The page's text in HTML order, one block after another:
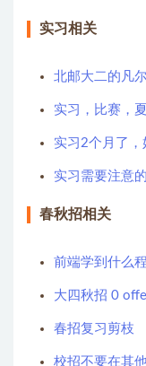
实习相关
北邮大二的凡
实习，比赛，
实习2个月了
实习需要注意
春秋招相关
前端学到什么
大四秋招 0
春招复习剪枝
校招不要在其